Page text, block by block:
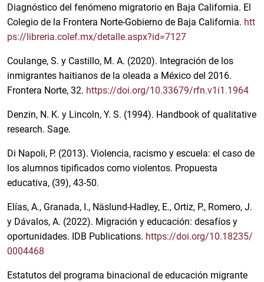
Diagnóstico del fenómeno migratorio en Baja California. El
Colegio de la Frontera Norte-Gobierno de Baja California. htt
ps://libreria.colef.mx/detalle.aspx?id=7127
Coulange, S. y Castillo, M. A. (2020). Integración de los
inmigrantes haitianos de la oleada a México del 2016.
Frontera Norte, 32. https://doi.org/10.33679/rfn.v1i1.1964
Denzin, N. K. y Lincoln, Y. S. (1994). Handbook of qualitative
research. Sage.
Di Napoli, P. (2013). Violencia, racismo y escuela: el caso de
los alumnos tipificados como violentos. Propuesta
educativa, (39), 43-50.
Elías, A., Granada, I., Näslund-Hadley, E., Ortiz, P., Romero, J.
y Dávalos, A. (2022). Migración y educación: desafíos y
oportunidades. IDB Publications. https://doi.org/10.18235/
0004468
Estatutos del programa binacional de educación migrante